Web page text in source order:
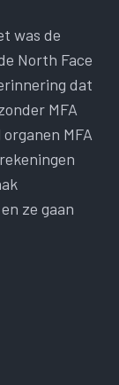
was de
North Face
dat
MFA
MFA
ze gaan